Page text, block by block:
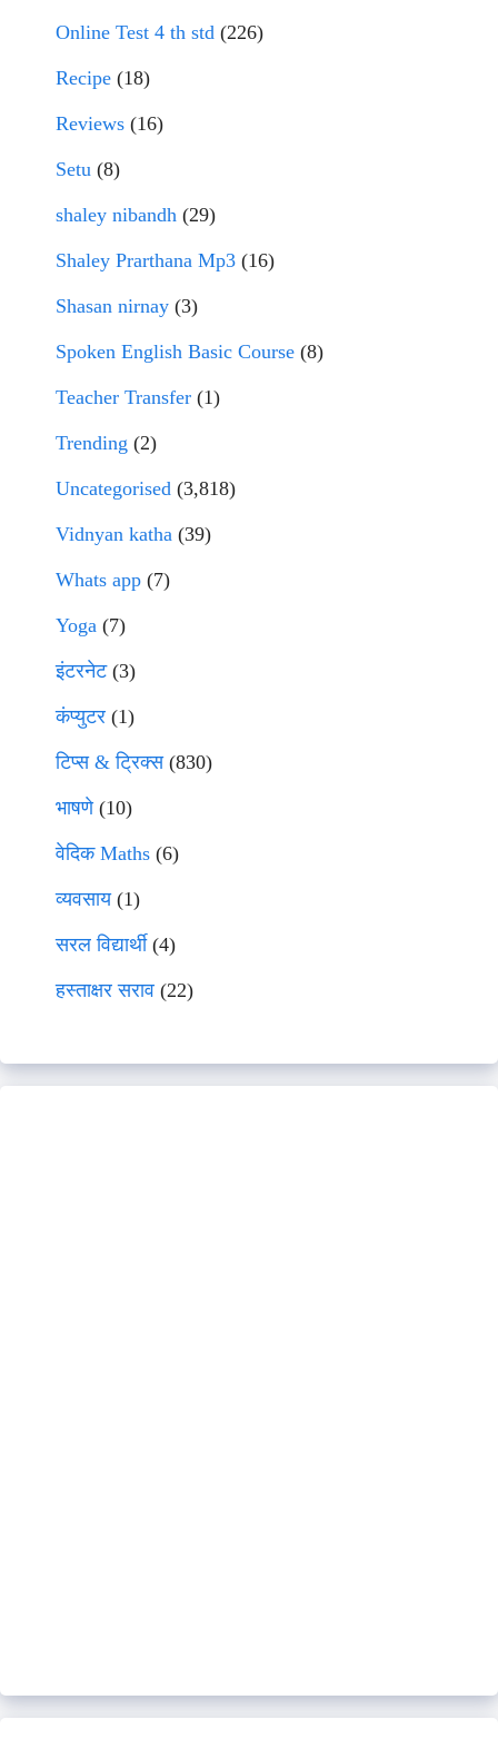
Online Test 4 th std (226)
Recipe (18)
Reviews (16)
Setu (8)
shaley nibandh (29)
Shaley Prarthana Mp3 (16)
Shasan nirnay (3)
Spoken English Basic Course (8)
Teacher Transfer (1)
Trending (2)
Uncategorised (3,818)
Vidnyan katha (39)
Whats app (7)
Yoga (7)
इंटरनेट(3)
कंप्युटर (1)
टिप्स & ट्रिक्स(830)
भाषणे(10)
वेदिक Maths (6)
व्यवसाय(1)
सरल विद्यार्थी(4)
हस्ताक्षर सराव (22)